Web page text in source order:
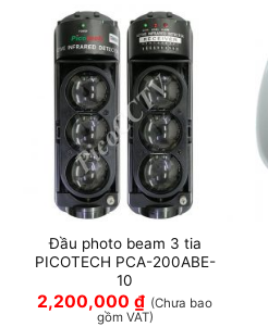
Đầu photo beam 3 tia
PICOTECH PCA-200ABE-
10
2,200,000 ₫ (Chưa bao
gồm VAT)